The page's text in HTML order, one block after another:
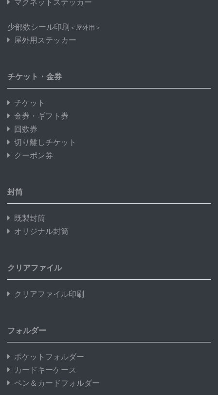
マグネットステッカー
少部数シール印刷 ＜屋外用＞
屋外用ステッカー
チケット・金券
チケット
金券・ギフト券
回数券
切り離しチケット
クーポン券
封筒
既製封筒
オリジナル封筒
クリアファイル
クリアファイル印刷
フォルダー
ポケットフォルダー
カードキーケース
ペン＆カードフォルダー